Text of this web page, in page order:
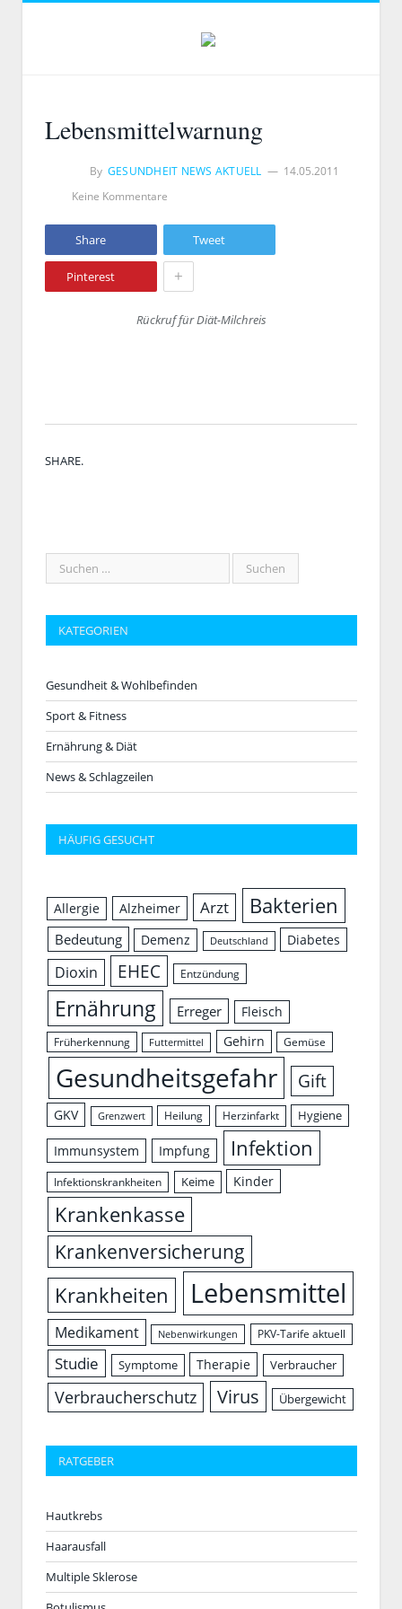
Lebensmittelwarnung
By GESUNDHEIT NEWS AKTUELL
14.05.2011
Keine Kommentare
Share Tweet
Pinterest +
Rückruf für Diät-Milchreis
SHARE.
KATEGORIEN
Gesundheit & Wohlbefinden
Sport & Fitness
Ernährung & Diät
News & Schlagzeilen
HÄUFIG GESUCHT
Allergie Alzheimer Arzt Bakterien
Bedeutung Demenz Deutschland Diabetes
Dioxin EHEC Entzündung
Ernährung Erreger Fleisch
Früherkennung Futtermittel Gehirn Gemüse
Gesundheitsgefahr Gift
GKV Grenzwert Heilung Herzinfarkt Hygiene
Immunsystem Impfung Infektion
Infektionskrankheiten Keime Kinder
Krankenkasse
Krankenversicherung
Krankheiten Lebensmittel
Medikament Nebenwirkungen PKV-Tarife aktuell
Studie Symptome Therapie Verbraucher
Verbraucherschutz Virus Übergewicht
RATGEBER
Hautkrebs
Haarausfall
Multiple Sklerose